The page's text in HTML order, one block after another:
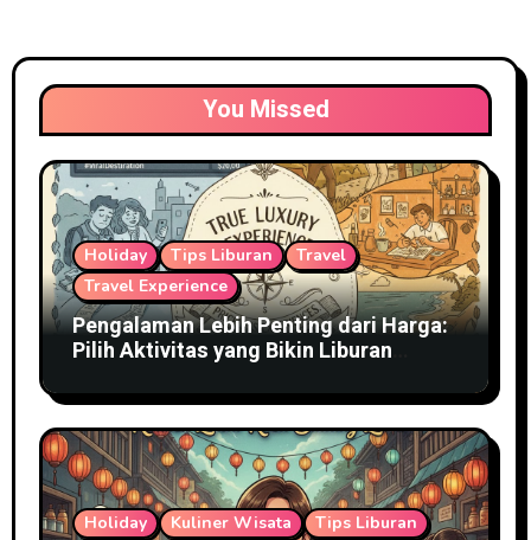
You Missed
Holiday Tips Liburan
Travel
Travel Experience
Pengalaman Lebih Penting dari Harga:
Pilih Aktivitas yang Bikin Liburan
Holiday Kuliner Wisata
Tips Liburan